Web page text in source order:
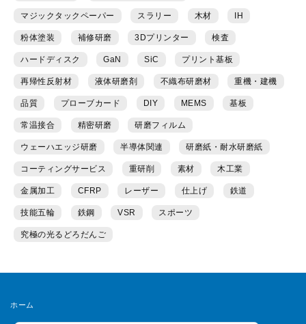
マジックタックペーパー スラリー 木材 IH
粉体塗装 補修研磨 3Dプリンター 検査
ハードディスク GaN SiC プリント基板
再帰性反射材 液体研磨剤 不織布研磨材 重機・建機
品質 プローブカード DIY MEMS 基板
常温接合 精密研磨 研磨フィルム
ウェーハエッジ研磨 半導体関連 研磨紙・耐水研磨紙
コーティングサービス 重研削 素材 木工業
金属加工 CFRP レーザー 仕上げ 鉄道
技能五輪 鉄鋼 VSR スポーツ
究極の光るどろだんご
ホーム